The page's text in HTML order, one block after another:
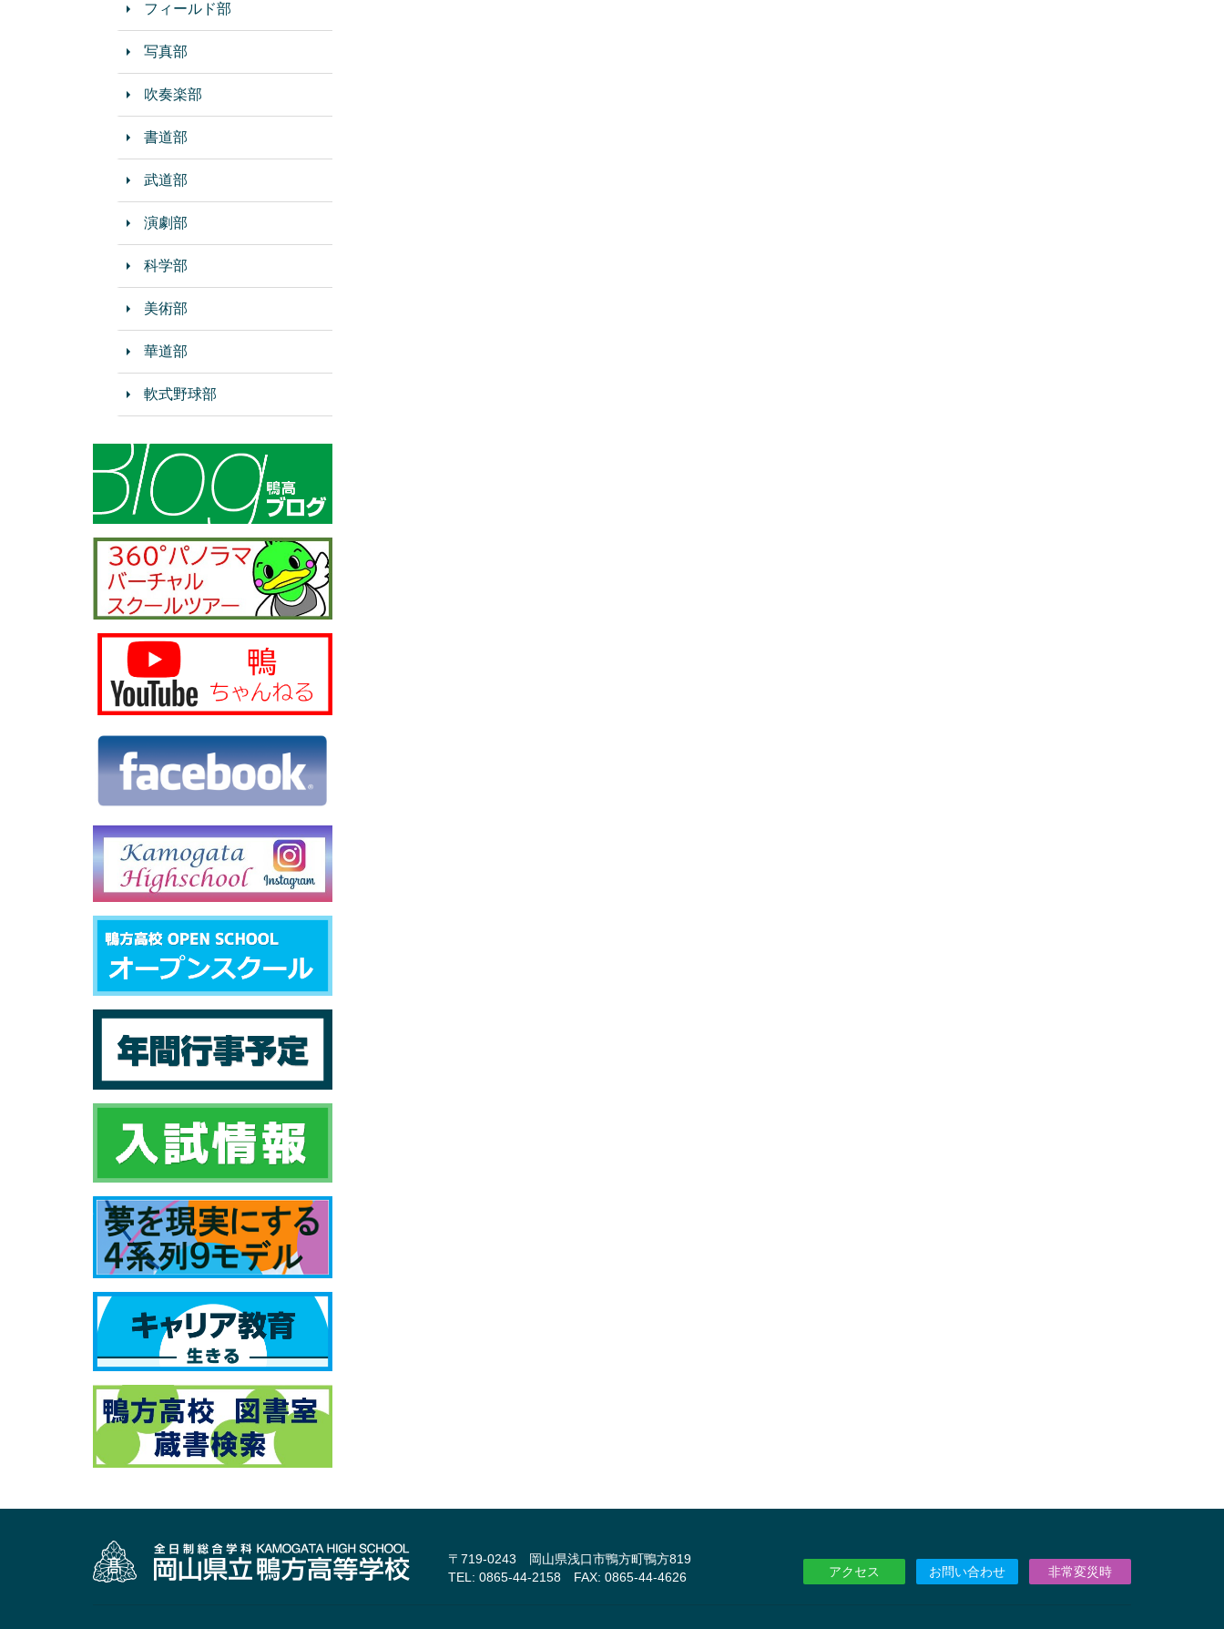
フィールド部
写真部
吹奏楽部
書道部
武道部
演劇部
科学部
美術部
華道部
軟式野球部
〒719-0243 岡山県浅口市鴨方町鴨方819
TEL: 0865-44-2158 FAX: 0865-44-4626
アクセス お問い合わせ 非常変災時